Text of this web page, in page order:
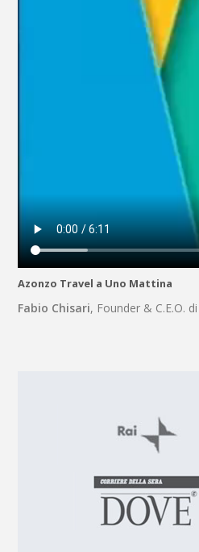
Azonzo Travel a Uno Mattina
Fabio Chisari, Founder & C.E.O.